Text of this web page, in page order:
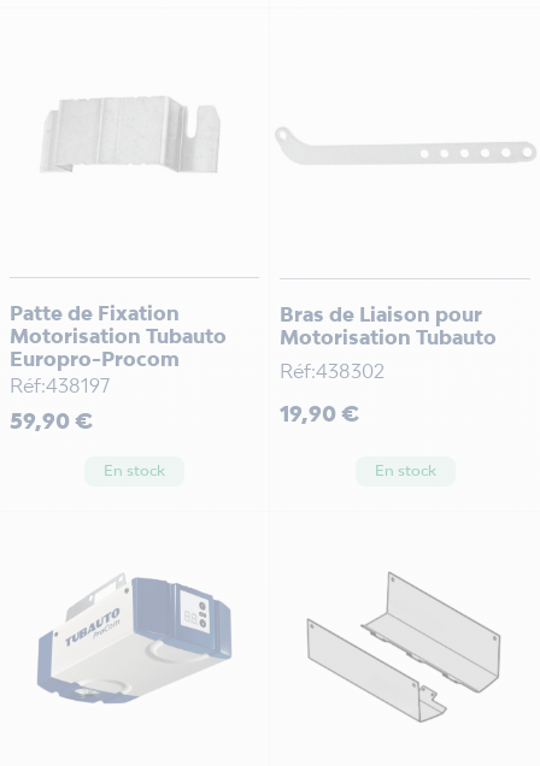
Patte de Fixation
Motorisation Tubauto
Europro-Procom
Réf:438197
Prix
59,90 €
En stock
Bras de Liaison pour
Motorisation Tubauto
Réf:438302
Prix
19,90 €
En stock